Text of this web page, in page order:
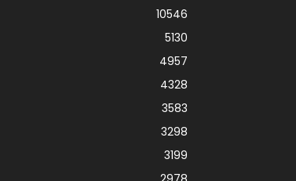
10546
5130
4957
4328
3583
3298
3199